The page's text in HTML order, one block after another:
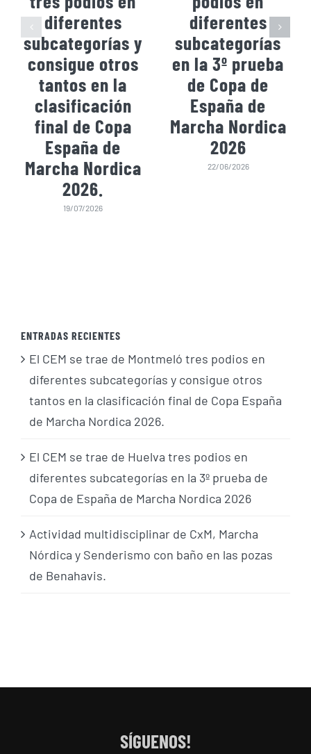
diferentes
subcategorías y
consigue otros
tantos en la
clasificación
final de Copa
España de
Marcha Nordica
2026.
19/07/2026
diferentes
subcategorías
en la 3º prueba
de Copa de
España de
Marcha Nordica
2026
22/06/2026
ENTRADAS RECIENTES
El CEM se trae de Montmeló tres podios en
diferentes subcategorías y consigue otros
tantos en la clasificación final de Copa España
de Marcha Nordica 2026.
El CEM se trae de Huelva tres podios en
diferentes subcategorías en la 3º prueba de
Copa de España de Marcha Nordica 2026
Actividad multidisciplinar de CxM, Marcha
Nórdica y Senderismo con baño en las pozas
de Benahavis.
SÍGUENOS!